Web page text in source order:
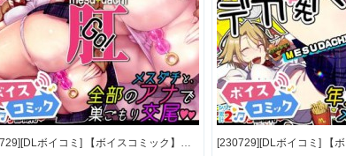
[230729][DLボイコミ] 【ボイスコミック】メスダチGo! [28M] [RJ01080695]